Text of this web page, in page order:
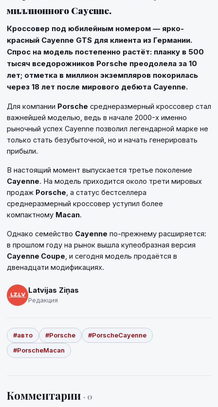
миллионного Cayenne.
Кроссовер под юбилейным номером — ярко-
красный Cayenne GTS для клиента из Германии.
Спрос на модель постепенно растёт: планку в 500
тысяч вседорожников Porsche преодолела за 10
лет; отметка в миллион экземпляров покорилась
через 18 лет после мирового дебюта Cayenne.
Для компании Porsche среднеразмерный кроссовер стал
важнейшей моделью, ведь в начале 2000-х именно
рыночный успех Cayenne позволил легендарной марке не
только стать безубыточной, но и начать генерировать
прибыли.
В настоящий момент выпускается третье поколение
Cayenne. На модель приходится около трети мировых
продаж Porsche , а статус бестселлера
среднеразмерный кроссовер уступил более
компактному Macan.
Однако семейство Cayenne по-прежнему расширяется:
в прошлом году на рынок вышла купеобразная версия
Cayenne Coupe , и сегодня модель продаётся в
двенадцати модификациях.
Latvijas Ziņas
Редакция
#авто #Porsche
#PorscheCayenne
#PorscheMacan
Комментарии · 0